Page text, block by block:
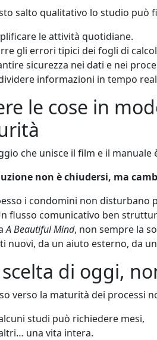
salto qualitativo lo studio può
le attività quotidiane.
gli errori tipici dei fogli di
sicurezza nei dati e nei
informazioni in tempo
le cose in
che unisce il film e il manuale
non è chiudersi, ma
i condomini non disturbano
flusso comunicativo ben
A Beautiful Mind, non sempre la
nuovi, da un aiuto esterno, da
di oggi,
verso la maturità dei processi
studi può richiedere mesi,
una vita intera.